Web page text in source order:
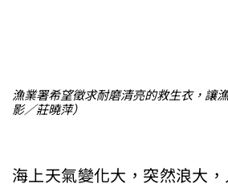
漁業署希望徵求耐磨清亮的救生衣，讓
影／莊曉萍）
海上天氣變化大，突然浪大